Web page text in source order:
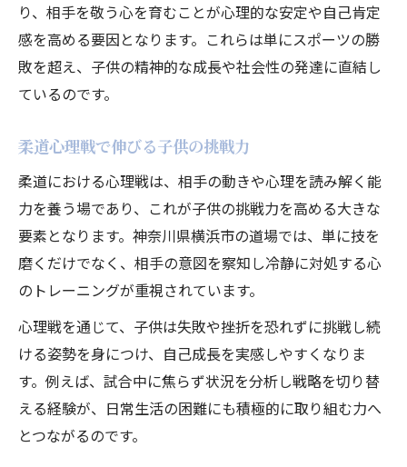
り、相手を敬う心を育むことが心理的な安定や自己肯定
感を高める要因となります。これらは単にスポーツの勝
敗を超え、子供の精神的な成長や社会性の発達に直結し
ているのです。
柔道心理戦で伸びる子供の挑戦力
柔道における心理戦は、相手の動きや心理を読み解く能
力を養う場であり、これが子供の挑戦力を高める大きな
要素となります。神奈川県横浜市の道場では、単に技を
磨くだけでなく、相手の意図を察知し冷静に対処する心
のトレーニングが重視されています。
心理戦を通じて、子供は失敗や挫折を恐れずに挑戦し続
ける姿勢を身につけ、自己成長を実感しやすくなりま
す。例えば、試合中に焦らず状況を分析し戦略を切り替
える経験が、日常生活の困難にも積極的に取り組む力へ
とつながるのです。